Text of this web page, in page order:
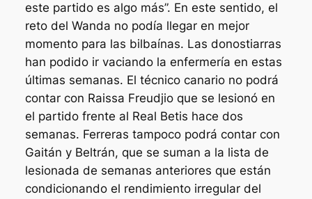
este partido es algo más”. En este sentido, el
reto del Wanda no podía llegar en mejor
momento para las bilbaínas. Las donostiarras
han podido ir vaciando la enfermería en estas
últimas semanas. El técnico canario no podrá
contar con Raissa Freudjio que se lesionó en
el partido frente al Real Betis hace dos
semanas. Ferreras tampoco podrá contar con
Gaitán y Beltrán, que se suman a la lista de
lesionada de semanas anteriores que están
condicionando el rendimiento irregular del